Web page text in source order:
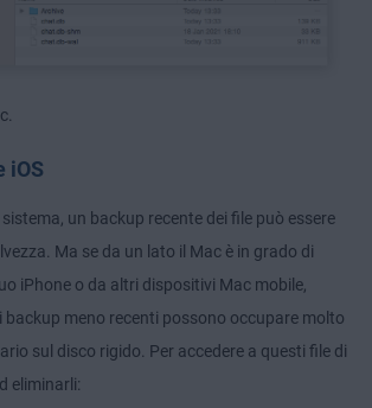
iOS
un backup recente dei file può essere
Ma se da un lato il Mac è in grado di
iPhone o da altri dispositivi Mac mobile,
backup meno recenti possono occupare molto
sul disco rigido. Per accedere a questi file di
eliminarli: